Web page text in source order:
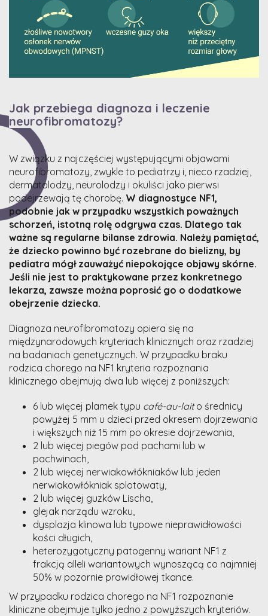
Jak przebiega diagnoza i leczenie
neurofibromatozy?
W związku z najczęściej występującymi objawami
neurofibromatozy, zwykle to pediatrzy i, nieco rzadziej,
dermatolodzy, neurolodzy i okuliści jako pierwsi
podejrzewają tę chorobę. W diagnostyce NF1,
podobnie jak w przypadku wszystkich poważnych
schorzeń, istotną rolę odgrywa czas. Dlatego tak
ważne są regularne bilanse zdrowia. Należy pamiętać,
że dziecko powinno być rozebrane do bielizny, by
pediatra mógł zauważyć niepokojące objawy skórne.
Jeśli nie jest to praktykowane przez konkretnego
lekarza, zawsze można poprosić go o dodatkowe
obejrzenie dziecka.
Diagnoza neurofibromatozy opiera się na
międzynarodowych kryteriach klinicznych oraz rzadziej
na badaniach genetycznych. W przypadku braku
rodzica chorego na NF1 kryteria rozpoznania
klinicznego obejmują dwa lub więcej z poniższych:
6 lub więcej plamek typu café-au-laito średnicy
powyżej 5 mm u dzieci przed okresem dojrzewania
i większych niż 15 mm po okresie dojrzewania,
2 lub więcej piegów pod pachami lub w
pachwinach,
2 lub więcej nerwiakowłókniaków lub jeden
nerwiakowłókniak splotowaty,
2 lub więcej guzków Lischa,
glejak narządu wzroku,
dysplazja klinowa lub typowe nieprawidłowości
kości długich,
heterozygotyczny patogenny wariant NF1 z
frakcją alleli wariantowych wynoszącą co najmniej
50% w pozornie prawidłowej tkance.
W przypadku rodzica chorego na NF1 rozpoznanie
kliniczne obejmuje tylko jedno z powyższych kryteriów.